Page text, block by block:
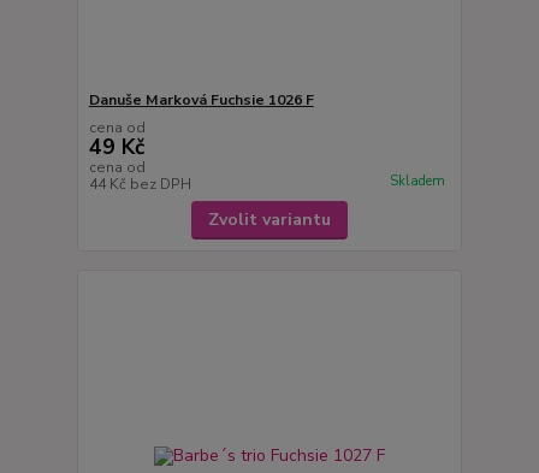
Danuše Marková Fuchsie 1026 F
cena od
49 Kč
cena od
44 Kč bez DPH Skladem
Zvolit variantu